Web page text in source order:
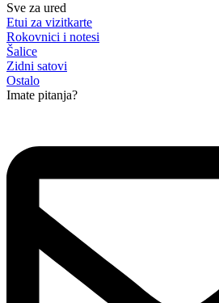
Sve za ured
Etui za vizitkarte
Rokovnici i notesi
Šalice
Zidni satovi
Ostalo
Imate pitanja?